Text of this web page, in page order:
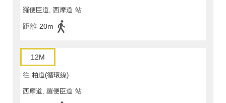
羅便臣道, 西摩道 站
距離 20m
12M
往 柏道(循環線)
西摩道, 羅便臣道 站